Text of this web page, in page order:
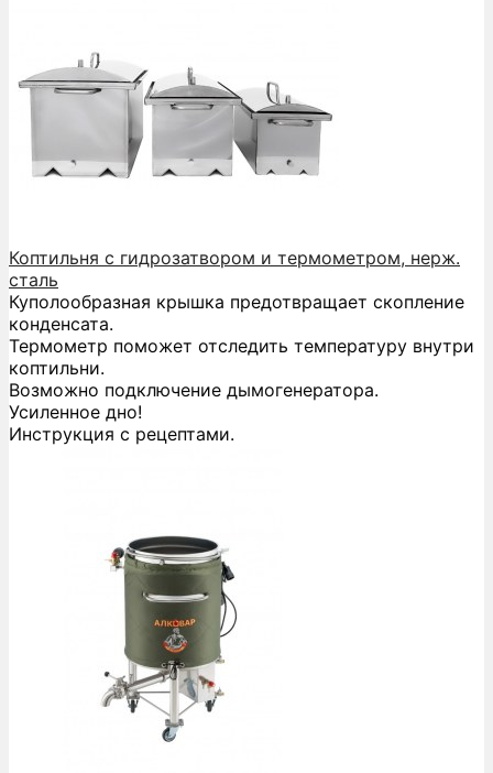
Коптильня с гидрозатвором и термометром, нерж.
сталь
Куполообразная крышка предотвращает скопление
конденсата.
Термометр поможет отследить температуру внутри
коптильни.
Возможно подключение дымогенератора.
Усиленное дно!
Инструкция с рецептами.